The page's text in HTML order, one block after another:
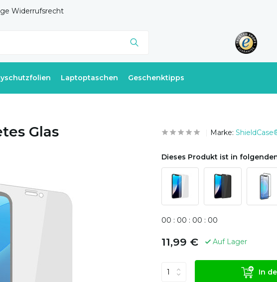
Widerrufsrecht
Laptoptaschen Geschenktipps
Glas
Marke:
Dieses Produkt ist in
00 : 00 : 00 : 00
11,99 € Auf Lager
In